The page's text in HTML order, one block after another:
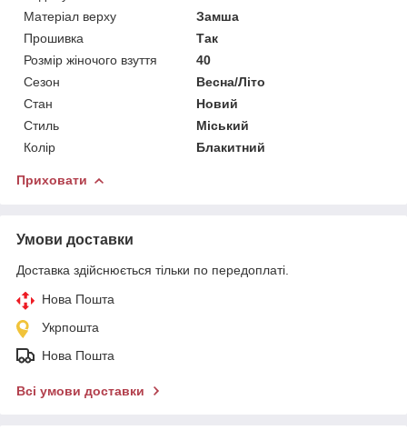
Матеріал верху
Замша
Прошивка
Так
Розмір жіночого взуття
40
Сезон
Весна/Літо
Стан
Новий
Стиль
Міський
Колір
Блакитний
Приховати
Умови доставки
Доставка здійснюється тільки по передоплаті.
Нова Пошта
Укрпошта
Нова Пошта
Всі умови доставки